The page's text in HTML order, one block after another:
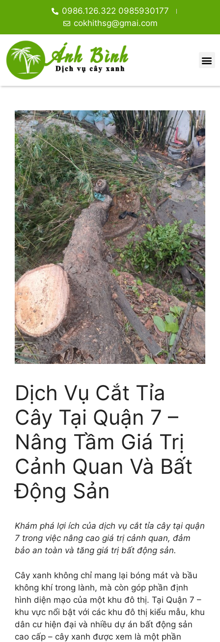
0986.126.322 0985930177
cokhithsg@gmai.com
Dịch Vụ Cắt Tỉa
Cây Tại Quận 7 –
Nâng Tầm Giá Trị
Cảnh Quan Và Bất
Động Sản
Khám phá lợi ích của dịch vụ cắt tỉa cây tại quận
7 trong việc nâng cao giá trị cảnh quan, đảm
bảo an toàn và tăng giá trị bất động sản.
Cây xanh không chỉ mang lại bóng mát và bầu
không khí trong lành, mà còn góp phần định
hình diện mạo của một khu đô thị. Tại Quận 7 –
khu vực nổi bật với các khu đô thị kiểu mẫu, khu
dân cư hiện đại và nhiều dự án bất động sản
cao cấp – cây xanh được xem là một phần